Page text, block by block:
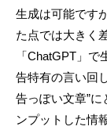
生成は可能です
た点では大きく
「ChatGPT」
告特有の言い回
告っぽい文章”
ンプットした情